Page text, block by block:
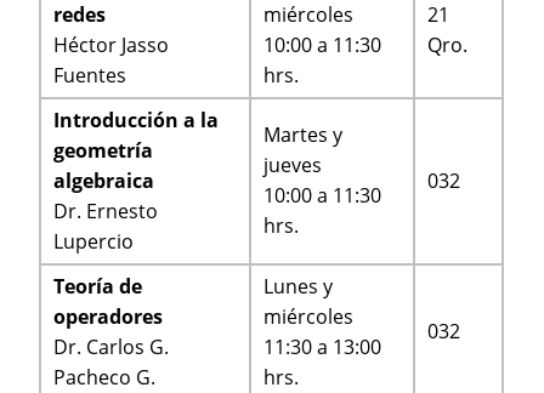
redes
Héctor Jasso
Fuentes
miércoles
10:00 a 11:30
hrs.
21
Qro.
Introducción a la
geometría
algebraica
Dr. Ernesto
Lupercio
Martes y
jueves
10:00 a 11:30
hrs.
032
Teoría de
operadores
Dr. Carlos G.
Pacheco G.
Lunes y
miércoles
11:30 a 13:00
hrs.
032